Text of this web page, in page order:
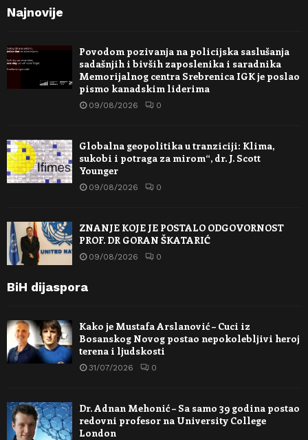
Najnovije
Povodom pozivanja na policijska saslušanja
sadašnjih i bivših zaposlenika i saradnika
Memorijalnog centra Srebrenica IGK je poslao
pismo kanadskim liderima
09/08/2026 0
Globalna geopolitika u tranziciji: Klima,
sukobi i potraga za mirom“, dr. J. Scott
Younger
09/08/2026 0
ZNANJE KOJE JE POSTALO ODGOVORNOST
PROF. DR GORAN ŠKATARIĆ
09/08/2026 0
BiH dijaspora
Kako je Mustafa Arslanović – Cuci iz
Bosanskog Novog postao nepokolebljivi heroj
terena i ljudskosti
31/07/2026 0
Dr. Adnan Mehonić – Sa samo 39 godina postao
redovni profesor na University College
London